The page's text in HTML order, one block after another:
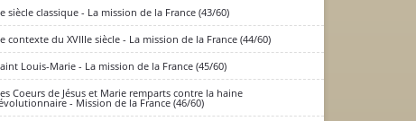
siècle classique - La mission de la France (43/60)
contexte du XVIIIe siècle - La mission de la France (44/60)
Louis-Marie - La mission de la France (45/60)
Coeurs de Jésus et Marie remparts contre la haine
- Mission de la France (46/60)